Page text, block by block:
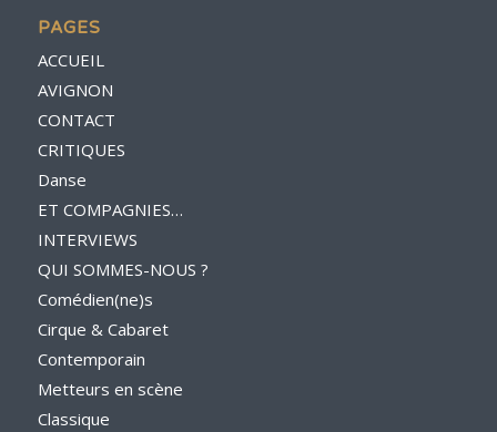
PAGES
ACCUEIL
AVIGNON
CONTACT
CRITIQUES
Danse
ET COMPAGNIES…
INTERVIEWS
QUI SOMMES-NOUS ?
Comédien(ne)s
Cirque & Cabaret
Contemporain
Metteurs en scène
Classique